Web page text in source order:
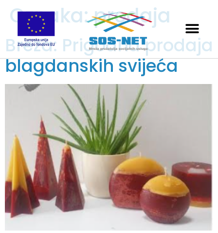
Oznaka:prodaja
Breza: Prigodna prodaja
blagdanskih svijeća